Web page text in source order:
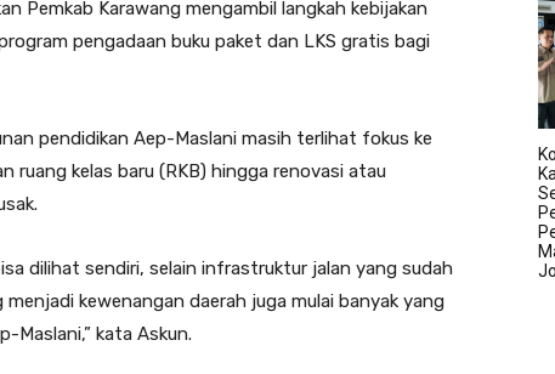
Pemkab Karawang mengambil langkah kebijakan
pengadaan buku paket dan LKS gratis bagi
pendidikan Aep-Maslani masih terlihat fokus ke
kelas baru (RKB) hingga renovasi atau
dilihat sendiri, selain infrastruktur jalan yang sudah
kewenangan daerah juga mulai banyak yang
Maslani,” kata Askun.